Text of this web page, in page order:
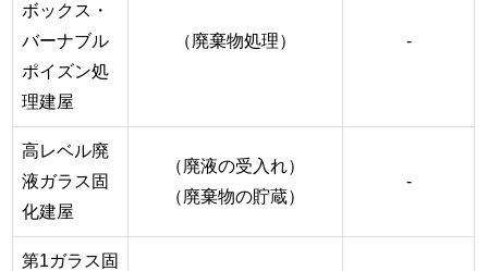
ボックス・
バーナブル
ポイズン処
理建屋
（廃棄物処理） -
高レベル廃
液ガラス固
化建屋
（廃液の受入れ）
（廃棄物の貯蔵）
-
第1ガラス固